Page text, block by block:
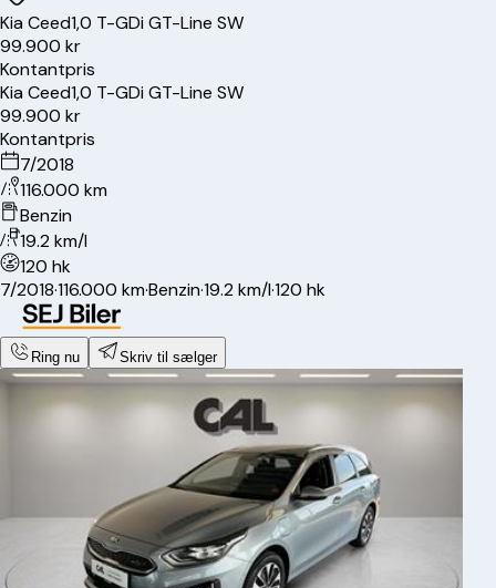
KiaCeed1,0 T-GDi GT-Line SW
99.900 kr
Kontantpris
KiaCeed1,0 T-GDi GT-Line SW
99.900 kr
Kontantpris
7/2018
116.000 km
Benzin
19.2 km/l
120 hk
7/2018·116.000 km·Benzin·19.2 km/l·120 hk
Ring nu Skriv til sælger